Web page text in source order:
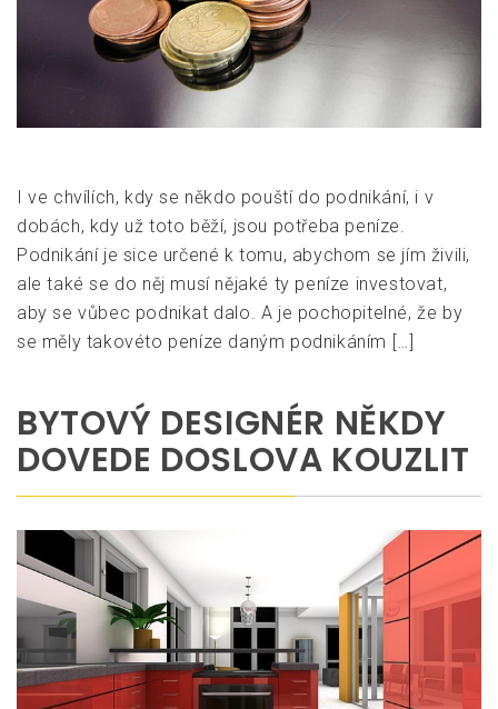
I ve chvílích, kdy se někdo pouští do podnikání, i v
dobách, kdy už toto běží, jsou potřeba peníze.
Podnikání je sice určené k tomu, abychom se jím živili,
ale také se do něj musí nějaké ty peníze investovat,
aby se vůbec podnikat dalo. A je pochopitelné, že by
se měly takovéto peníze daným podnikáním […]
BYTOVÝ DESIGNÉR NĚKDY
DOVEDE DOSLOVA KOUZLIT